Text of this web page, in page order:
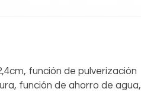
función de pulverización
función de ahorro de agua,